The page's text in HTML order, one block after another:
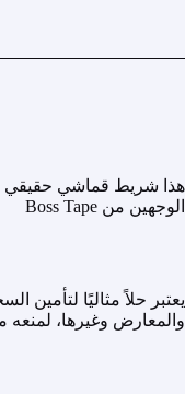
هذا شريط قماشي حقيقي
الوجهين من Boss Tape
يعتبر حلاً مثاليًا لتأمين
والمعارض وغيرها، لمنعه